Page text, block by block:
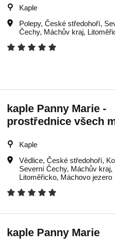
Kaple
Polepy, České středohoří,
Čechy, Máchův kraj,
kaple Panny Marie -
prostřednice všech
Kaple
Vědlice, České středohoří,
Severní Čechy, Máchův kraj,
Litoměřicko, Máchovo jezero
kaple Panny Marie